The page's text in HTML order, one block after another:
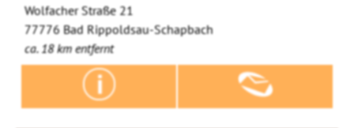
Wolfacher Straße 21
77776 Bad Rippoldsau-Schapbach
ca. 18 km entfernt